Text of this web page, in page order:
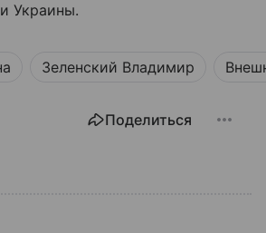
Украины.
Зеленский Владимир
Поделиться